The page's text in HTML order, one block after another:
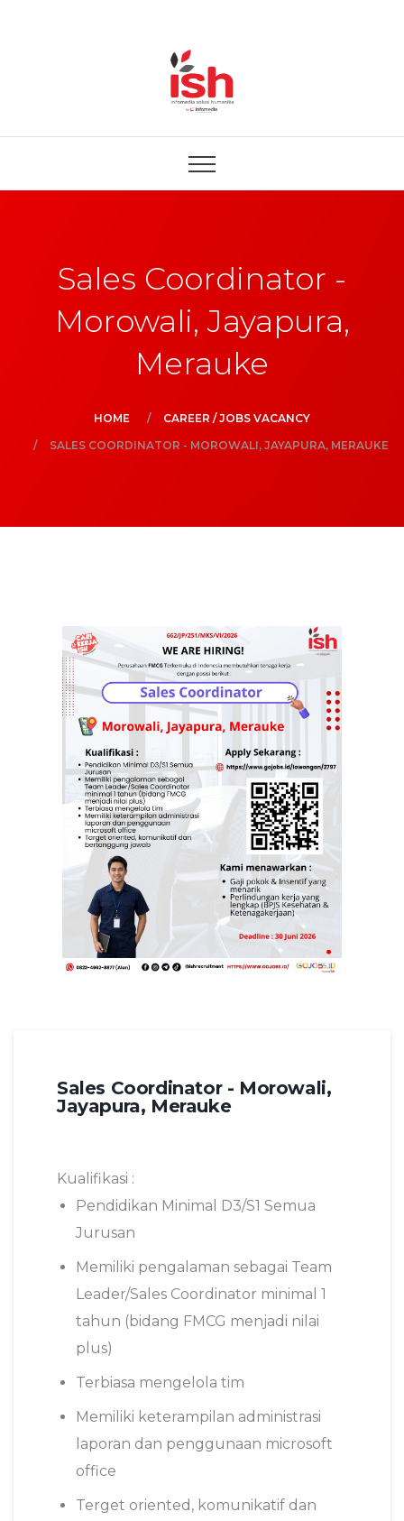
Sales Coordinator -
Morowali, Jayapura,
Merauke
HOME
CAREER / JOBS VACANCY
SALES COORDINATOR - MOROWALI, JAYAPURA, MERAUKE
Sales Coordinator - Morowali,
Jayapura, Merauke
Kualifikasi :
Pendidikan Minimal D3/S1 Semua
Jurusan
Memiliki pengalaman sebagai Team
Leader/Sales Coordinator minimal 1
tahun (bidang FMCG menjadi nilai
plus)
Terbiasa mengelola tim
Memiliki keterampilan administrasi
laporan dan penggunaan microsoft
office
Terget oriented, komunikatif dan